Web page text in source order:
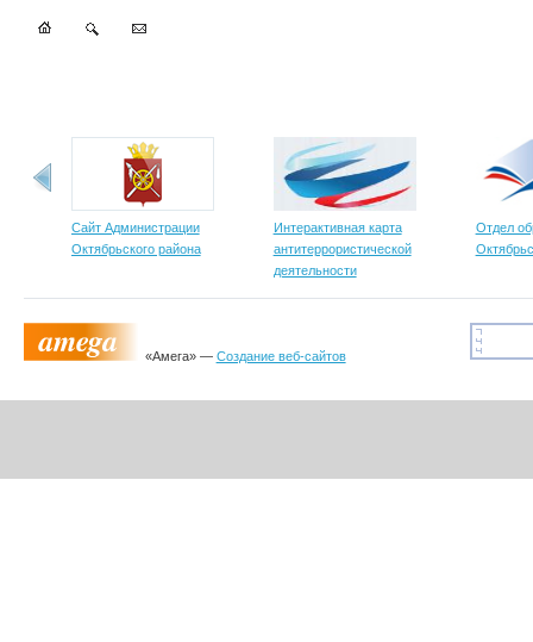
Сайт Администрации
Октябрьского района
Интерактивная карта
антитеррористической
деятельности
Отдел
«Амега» — Создание веб-сайтов